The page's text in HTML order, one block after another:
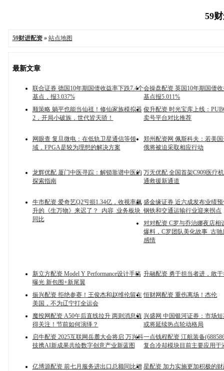
59
59财进配资» 站点地图
最新文章
联合证券 德国10年期国债收益率下跌7.4个
基点，报3.037%
会操盘配资 英国10年期国债
基点报5.011%
顺策略 躺平也能当仙祖！修仙家族模拟器
2，开局小破族，世代皆天骄！
俊升配资 时光宝库上线：
卖号平台对比推荐
网眼查 复旦微电：在低轨卫星通信等领
域，FPGA是较为理想的解决方案
郑州配资网 佩斯科夫：若美
俄将被迫采取相应行动
龙辉优配 厦门中医寻踪：解锁靠谱中医的
探索指南
万无优配 全国首架C909医疗
通救援新通道
牛市配资 爱奇艺Q2亏损1.34亿，收视率飙
升的《生万物》来迟了？_内容_业务板块_
同比
盛金缘证券 近六成发布业绩
钢铁和交通运输行业迎来拐点
对对配资 C罗与乔治娜夜店相
爆料，C罗团队美化故事_古驰
感情
新立方配资 Model Y Performance设计手稿
曝光 新包围+新尾翼
升融配资 勇于担当者进，敢
振兴配资 拒绝参赛！王俊杰和赵维伦留在
美国，不为辽宁打全运会
恒财网配资 重伤离场！杰伦
魔投网配资 A50午后直线拉升 两则消息值
得关注！节前如何演绎？
兴盛网 中国银河证券：市场
或将延续热点轮动格局
启牛配资 2025互联网岳麓大会将启 万兴科
技携AI新成果共绘数字创意产业新蓝图
一点钱程配资 江航装备
复合冷却模块目前主要应用于
亿博源配资 前七月服务进出口总额同比增 星配资 加力实施更加积极的